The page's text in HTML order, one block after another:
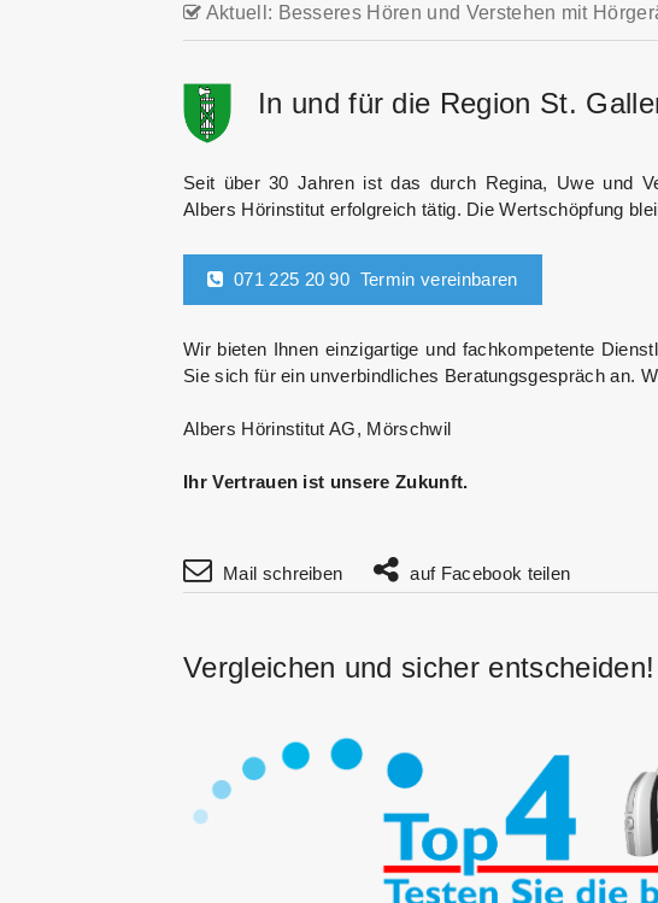
Aktuell: Besseres Hören und Verstehen mit
In und für die Region St.
Seit über 30 Jahren ist das durch Regina, Uwe und
Albers Hörinstitut erfolgreich tätig. Die Wertschöpfung
071 225 20 90 Termin vereinbaren
Wir bieten Ihnen einzigartige und fachkompetente
Sie sich für ein unverbindliches Beratungsgespräch an.
Albers Hörinstitut AG, Mörschwil
Ihr Vertrauen ist unsere Zukunft.
Mail schreiben auf Facebook teilen
Vergleichen und sicher entscheiden!